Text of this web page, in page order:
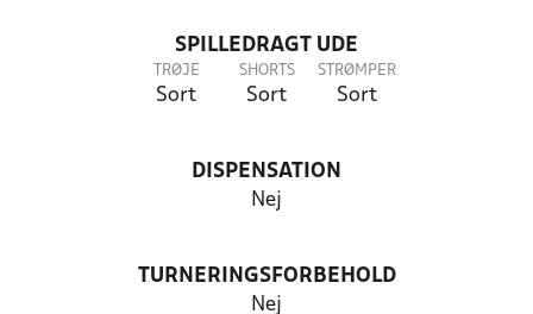
SPILLEDRAGT UDE
TRØJE
Sort
SHORTS
Sort
STRØMPER
Sort
DISPENSATION
Nej
TURNERINGSFORBEHOLD
Nej